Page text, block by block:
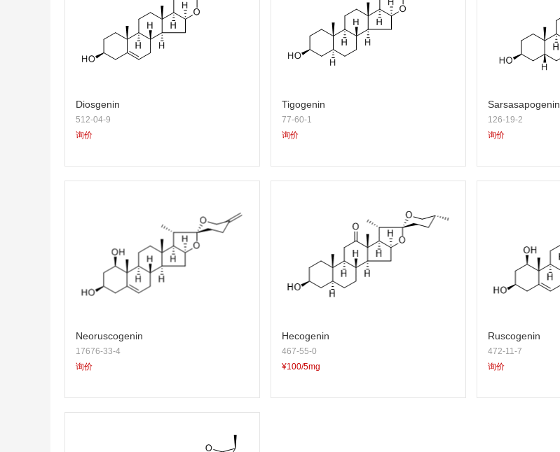
Diosgenin
512-04-9
询价
Tigogenin
77-60-1
询价
Sarsasapogenin
126-19-2
询价
Neoruscogenin
17676-33-4
询价
Hecogenin
467-55-0
¥100/5mg
Ruscogenin
472-11-7
询价